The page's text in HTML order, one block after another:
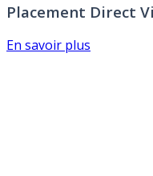
Placement Direct
En savoir plus